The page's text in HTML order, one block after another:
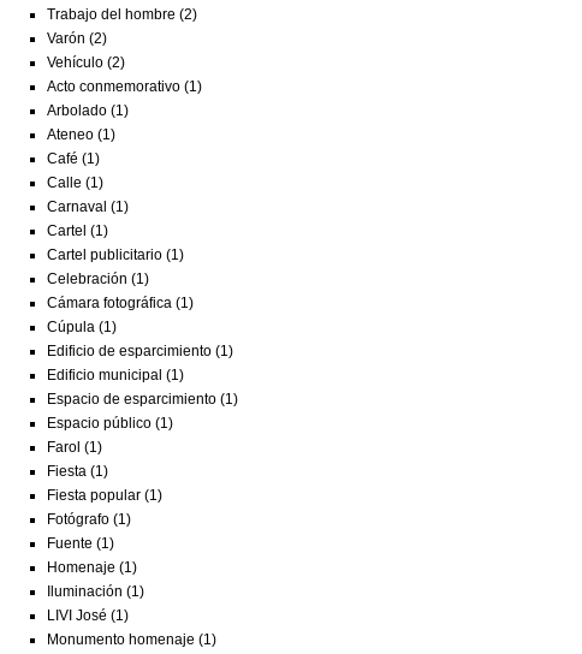
Trabajo del hombre (2)
Varón (2)
Vehículo (2)
Acto conmemorativo (1)
Arbolado (1)
Ateneo (1)
Café (1)
Calle (1)
Carnaval (1)
Cartel (1)
Cartel publicitario (1)
Celebración (1)
Cámara fotográfica (1)
Cúpula (1)
Edificio de esparcimiento (1)
Edificio municipal (1)
Espacio de esparcimiento (1)
Espacio público (1)
Farol (1)
Fiesta (1)
Fiesta popular (1)
Fotógrafo (1)
Fuente (1)
Homenaje (1)
Iluminación (1)
LIVI José (1)
Monumento homenaje (1)